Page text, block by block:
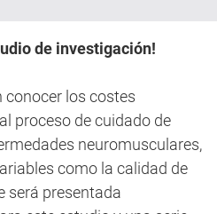
de investigación!
conocer los costes
proceso de cuidado de
neuromusculares,
como la calidad de
será presentada